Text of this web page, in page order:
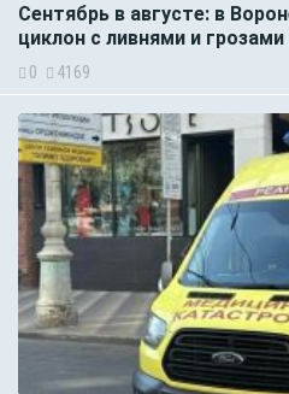
Сентябрь в августе: в
циклон с ливнями и грозами
0 4169